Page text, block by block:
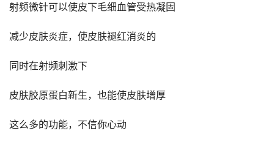
射频微针可以使皮下毛细血管受热凝固
减少皮肤炎症，使皮肤褪红消炎的
同时在射频刺激下
皮肤胶原蛋白新生，也能使皮肤增厚
这么多的功能，不信你心动